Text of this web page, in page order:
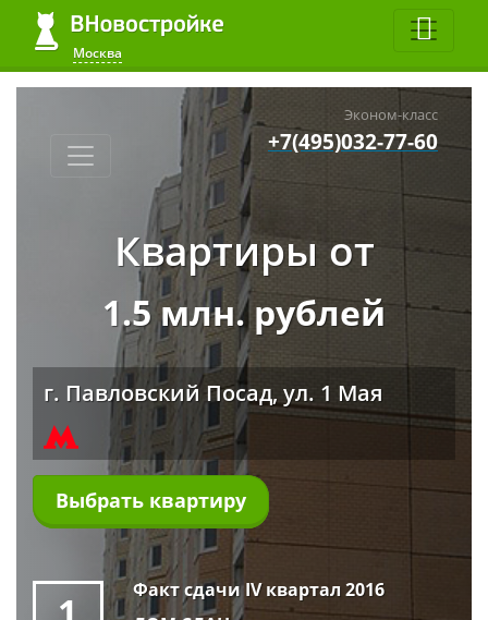
Москва
Эконом-класс
+7(495)032-77-60
Квартиры от
1.5 млн. рублей
г. Павловский Посад, ул. 1 Мая
Выбрать квартиру
Факт сдачи IV квартал 2016